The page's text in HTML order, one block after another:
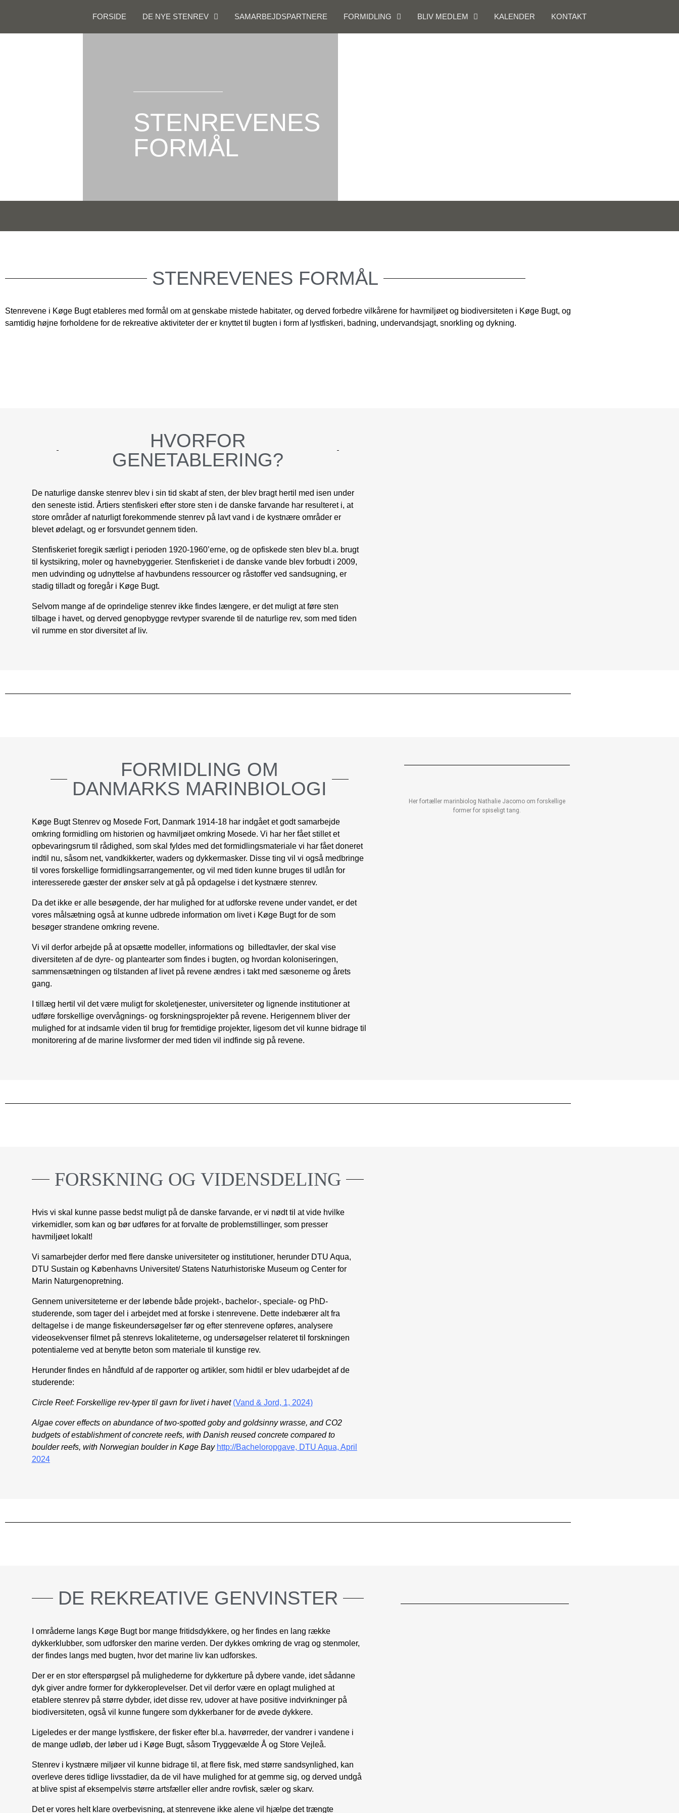
FORSIDE DE NYE STENREV SAMARBEJDSPARTNERE FORMIDLING BLIV MEDLEM KALENDER KONTAKT
STENREVENES
FORMÅL
STENREVENES FORMÅL
Stenrevene i Køge Bugt etableres med formål om at genskabe mistede habitater, og derved forbedre vilkårene for havmiljøet og biodiversiteten i Køge Bugt, og
samtidig højne forholdene for de rekreative aktiviteter der er knyttet til bugten i form af lystfiskeri, badning, undervandsjagt, snorkling og dykning.
HVORFOR
GENETABLERING?
De naturlige danske stenrev blev i sin tid skabt af sten, der blev bragt hertil med isen under
den seneste istid. Årtiers stenfiskeri efter store sten i de danske farvande har resulteret i, at
store områder af naturligt forekommende stenrev på lavt vand i de kystnære områder er
blevet ødelagt, og er forsvundet gennem tiden.
Stenfiskeriet foregik særligt i perioden 1920-1960’erne, og de opfiskede sten blev bl.a. brugt
til kystsikring, moler og havnebyggerier. Stenfiskeriet i de danske vande blev forbudt i 2009,
men udvinding og udnyttelse af havbundens ressourcer og råstoffer ved sandsugning, er
stadig tilladt og foregår i Køge Bugt.
Selvom mange af de oprindelige stenrev ikke findes længere, er det muligt at føre sten
tilbage i havet, og derved genopbygge revtyper svarende til de naturlige rev, som med tiden
vil rumme en stor diversitet af liv.
FORMIDLING OM
DANMARKS MARINBIOLOGI
Køge Bugt Stenrev og Mosede Fort, Danmark 1914-18 har indgået et godt samarbejde
omkring formidling om historien og havmiljøet omkring Mosede. Vi har her fået stillet et
opbevaringsrum til rådighed, som skal fyldes med det formidlingsmateriale vi har fået doneret
indtil nu, såsom net, vandkikkerter, waders og dykkermasker. Disse ting vil vi også medbringe
til vores forskellige formidlingsarrangementer, og vil med tiden kunne bruges til udlån for
interesserede gæster der ønsker selv at gå på opdagelse i det kystnære stenrev.
Da det ikke er alle besøgende, der har mulighed for at udforske revene under vandet, er det
vores målsætning også at kunne udbrede information om livet i Køge Bugt for de som
besøger strandene omkring revene.
Vi vil derfor arbejde på at opsætte modeller, informations og billedtavler, der skal vise
diversiteten af de dyre- og plantearter som findes i bugten, og hvordan koloniseringen,
sammensætningen og tilstanden af livet på revene ændres i takt med sæsonerne og årets
gang.
I tillæg hertil vil det være muligt for skoletjenester, universiteter og lignende institutioner at
udføre forskellige overvågnings- og forskningsprojekter på revene. Herigennem bliver der
mulighed for at indsamle viden til brug for fremtidige projekter, ligesom det vil kunne bidrage til
monitorering af de marine livsformer der med tiden vil indfinde sig på revene.
Her fortæller marinbiolog Nathalie Jacomo om forskellige
former for spiseligt tang.
FORSKNING OG VIDENSDELING
Hvis vi skal kunne passe bedst muligt på de danske farvande, er vi nødt til at vide hvilke
virkemidler, som kan og bør udføres for at forvalte de problemstillinger, som presser
havmiljøet lokalt!
Vi samarbejder derfor med flere danske universiteter og institutioner, herunder DTU Aqua,
DTU Sustain og Københavns Universitet/ Statens Naturhistoriske Museumog Center for
Marin Naturgenopretning.
Gennem universiteterne er der løbende både projekt-, bachelor-, speciale- og PhD-
studerende, som tager del i arbejdet med at forske i stenrevene. Dette indebærer alt fra
deltagelse i de mange fiskeundersøgelser før og efter stenrevene opføres, analysere
videosekvenser filmet på stenrevs lokaliteterne, og undersøgelser relateret til forskningen
potentialerne ved at benytte beton som materiale til kunstige rev.
Herunder findes en håndfuld af de rapporter og artikler, som hidtil er blev udarbejdet af de
studerende:
Circle Reef: Forskellige rev-typer til gavn for livet i havet (Vand & Jord, 1, 2024)
Algae cover effects on abundance of two-spotted goby and goldsinny wrasse, and CO2
budgets of establishment of concrete reefs, with Danish reused concrete compared to
boulder reefs, with Norwegian boulder in Køge Bay http://Bacheloropgave, DTU Aqua, April
2024
DE REKREATIVE GENVINSTER
I områderne langs Køge Bugt bor mange fritidsdykkere, og her findes en lang række
dykkerklubber, som udforsker den marine verden. Der dykkes omkring de vrag og stenmoler,
der findes langs med bugten, hvor det marine liv kan udforskes.
Der er en stor efterspørgsel på mulighederne for dykkerture på dybere vande, idet sådanne
dyk giver andre former for dykkeroplevelser. Det vil derfor være en oplagt mulighed at
etablere stenrev på større dybder, idet disse rev, udover at have positive indvirkninger på
biodiversiteten, også vil kunne fungere som dykkerbaner for de øvede dykkere.
Ligeledes er der mange lystfiskere, der fisker efter bl.a. havørreder, der vandrer i vandene i
de mange udløb, der løber ud i Køge Bugt, såsom Tryggevælde Å og Store Vejleå.
Stenrev i kystnære miljøer vil kunne bidrage til, at flere fisk, med større sandsynlighed, kan
overleve deres tidlige livsstadier, da de vil have mulighed for at gemme sig, og derved undgå
at blive spist af eksempelvis større artsfæller eller andre rovfisk, sæler og skarv.
Det er vores helt klare overbevisning, at stenrevene ikke alene vil hjælpe det trængte